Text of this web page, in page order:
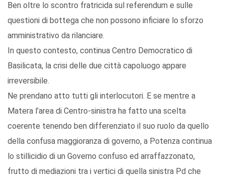
Ben oltre lo scontro fratricida sul referendum e sulle
questioni di bottega che non possono inficiare lo sforzo
amministrativo da rilanciare.
In questo contesto, continua Centro Democratico di
Basilicata, la crisi delle due città capoluogo appare
irreversibile.
Ne prendano atto tutti gli interlocutori. E se mentre a
Matera l’area di Centro-sinistra ha fatto una scelta
coerente tenendo ben differenziato il suo ruolo da quello
della confusa maggioranza di governo, a Potenza continua
lo stillicidio di un Governo confuso ed arraffazzonato,
frutto di mediazioni tra i vertici di quella sinistra Pd che